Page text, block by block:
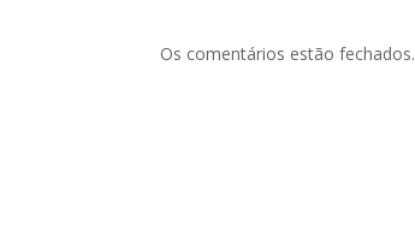
Os comentários estão fechados.